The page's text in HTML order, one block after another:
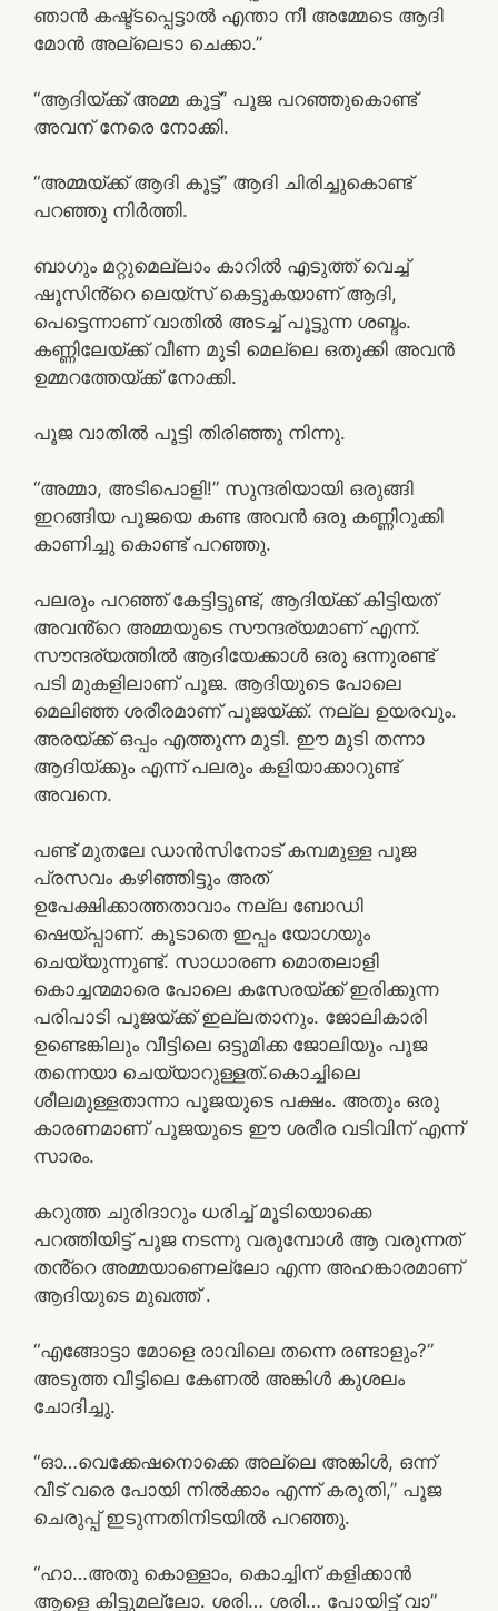
ഞാൻ കഷ്ട്ടപ്പെട്ടാൽ എന്താ നീ അമ്മേടെ ആദി
മോൻ അല്ലെടാ ചെക്കാ.”
“ആദിയ്ക്ക് അമ്മ കൂട്ട്” പൂജ പറഞ്ഞുകൊണ്ട്
അവന് നേരെ നോക്കി.
“അമ്മയ്ക്ക് ആദി കൂട്ട്” ആദി ചിരിച്ചുകൊണ്ട്
പറഞ്ഞു നിർത്തി.
ബാഗും മറ്റുമെല്ലാം കാറിൽ എടുത്ത് വെച്ച്
ഷൂസിൻ്റെ ലെയ്സ് കെട്ടുകയാണ് ആദി,
പെട്ടെന്നാണ് വാതിൽ അടച്ച് പൂട്ടുന്ന ശബ്ദം.
കണ്ണിലേയ്ക്ക് വീണ മുടി മെല്ലെ ഒതുക്കി അവൻ
ഉമ്മറത്തേയ്ക്ക് നോക്കി.
പൂജ വാതിൽ പൂട്ടി തിരിഞ്ഞു നിന്നു.
“അമ്മാ, അടിപൊളി!” സുന്ദരിയായി ഒരുങ്ങി
ഇറങ്ങിയ പൂജയെ കണ്ട അവൻ ഒരു കണ്ണിറുക്കി
കാണിച്ചു കൊണ്ട് പറഞ്ഞു.
പലരും പറഞ്ഞ് കേട്ടിട്ടുണ്ട്, ആദിയ്ക്ക് കിട്ടിയത്
അവൻ്റെ അമ്മയുടെ സൗന്ദര്യമാണ് എന്ന്.
സൗന്ദര്യത്തിൽ ആദിയേക്കാൾ ഒരു ഒന്നുരണ്ട്
പടി മുകളിലാണ് പൂജ. ആദിയുടെ പോലെ
മെലിഞ്ഞ ശരീരമാണ് പൂജയ്ക്ക്. നല്ല ഉയരവും.
അരയ്ക്ക് ഒപ്പം എത്തുന്ന മുടി. ഈ മുടി തന്നാ
ആദിയ്ക്കും എന്ന് പലരും കളിയാക്കാറുണ്ട്
അവനെ.
പണ്ട് മുതലേ ഡാൻസിനോട് കമ്പമുള്ള പൂജ
പ്രസവം കഴിഞ്ഞിട്ടും അത്
ഉപേക്ഷിക്കാത്തതാവാം നല്ല ബോഡി
ഷെയ്പ്പാണ്. കൂടാതെ ഇപ്പം യോഗയും
ചെയ്യുന്നുണ്ട്. സാധാരണ മൊതലാളി
കൊച്ചന്മമാരെ പോലെ കസേരയ്ക്ക് ഇരിക്കുന്ന
പരിപാടി പൂജയ്ക്ക് ഇല്ലതാനും. ജോലികാരി
ഉണ്ടെങ്കിലും വീട്ടിലെ ഒട്ടുമിക്ക ജോലിയും പൂജ
തന്നെയാ ചെയ്യാറുള്ളത്.കൊച്ചിലെ
ശീലമുള്ളതാന്നാ പൂജയുടെ പക്ഷം. അതും ഒരു
കാരണമാണ് പൂജയുടെ ഈ ശരീര വടിവിന് എന്ന്
സാരം.
കറുത്ത ചുരിദാറും ധരിച്ച് മൂടിയൊക്കെ
പറത്തിയിട്ട് പൂജ നടന്നു വരുമ്പോൾ ആ വരുന്നത്
തൻ്റെ അമ്മയാണെല്ലോ എന്ന അഹങ്കാരമാണ്
ആദിയുടെ മുഖത്ത് .
“എങ്ങോട്ടാ മോളെ രാവിലെ തന്നെ രണ്ടാളും?”
അടുത്ത വീട്ടിലെ കേണൽ അങ്കിൾ കുശലം
ചോദിച്ചു.
“ഓ…വെക്കേഷനൊക്കെ അല്ലെ അങ്കിൾ, ഒന്ന്
വീട് വരെ പോയി നിൽക്കാം എന്ന് കരുതി,” പൂജ
ചെരുപ്പ് ഇടുന്നതിനിടയിൽ പറഞ്ഞു.
“ഹാ…അതു കൊള്ളാം, കൊച്ചിന് കളിക്കാൻ
ആളെ കിട്ടുമല്ലോ. ശരി… ശരി… പോയിട്ട് വാ”